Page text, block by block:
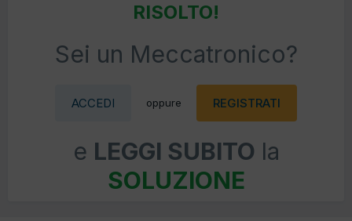
RISOLTO!
Sei un Meccatronico?
ACCEDI oppure REGISTRATI
e LEGGI SUBITO la
SOLUZIONE